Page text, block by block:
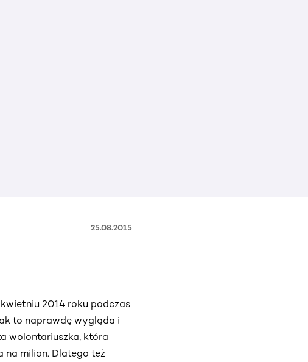
25.08.2015
2014 roku podczas
to naprawdę wygląda i
wolontariuszka, która
na milion. Dlatego też